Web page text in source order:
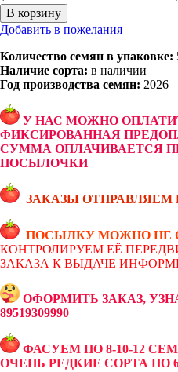
В корзину
Добавить в пожелания
Количество семян в упаковке:
Наличие сорта: в наличии
Год производства семян: 2026
У НАС МОЖНО
ФИКСИРОВАННАЯ
СУММА ОПЛАЧИВАЕТСЯ
ПОСЫЛОЧКИ
ЗАКАЗЫ ОТПРАВЛЯЕМ
ПОСЫЛКУ МОЖНО НЕ
КОНТРОЛИРУЕМ ЕЁ
ЗАКАЗА К ВЫДАЧЕ
ОФОРМИТЬ ЗАКАЗ,
89519309990
ФАСУЕМ ПО 8-10-12
ОЧЕНЬ РЕДКИЕ СОРТА ПО